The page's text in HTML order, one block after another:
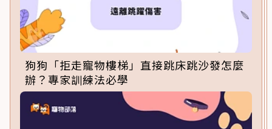
狗狗「拒走寵物樓梯」直接跳床跳沙發怎麼
辦？專家訓練法必學